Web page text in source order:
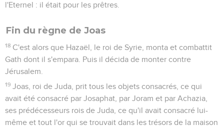
l'Eternel : il était pour les prêtres.
Fin du règne de Joas
18 C'est alors que Hazaël, le roi de Syrie, monta et combattit
Gath dont il s'empara. Puis il décida de monter contre
Jérusalem.
19 Joas, roi de Juda, prit tous les objets consacrés, ce qui
avait été consacré par Josaphat, par Joram et par Achazia,
ses prédécesseurs rois de Juda, ce qu'il avait consacré lui-
même et tout l'or qui se trouvait dans les trésors de la maison